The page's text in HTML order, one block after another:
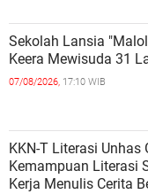
Sekolah Lansia
Keera Mewisuda 31
07/08/2026, 17:10 WIB
KKN-T Literasi Unhas
Kemampuan Literasi
Kerja Menulis Cerita